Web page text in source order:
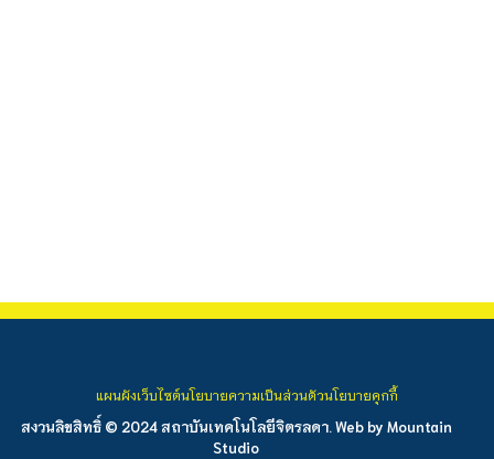
สงวนลิขสิทธิ์ © 2024 สถาบันเทคโนโลยีจิตรลดา. Web by Mountain
Studio
แผนผังเว็บไซต์นโยบายความเป็นส่วนตัวนโยบายคุกกี้